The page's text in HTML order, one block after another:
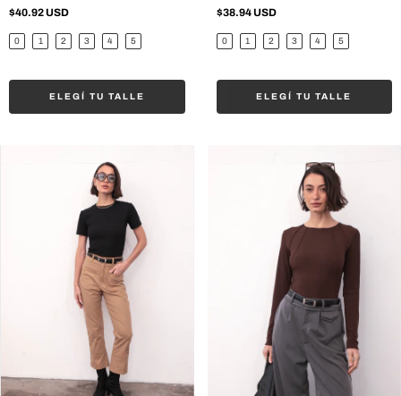
$40.92 USD
0 1 2 3 4 5
ELEGÍ TU TALLE
$38.94 USD
0 1 2 3 4 5
ELEGÍ TU TALLE